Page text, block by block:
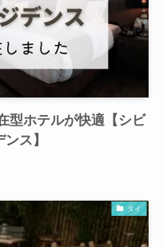
型ホテルが快適【シビ
ス】
タイ